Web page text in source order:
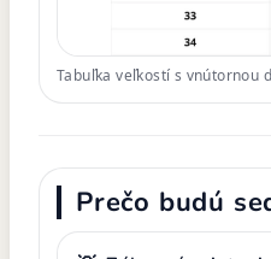
Tabuľka veľkostí s vnútornou
Prečo budú